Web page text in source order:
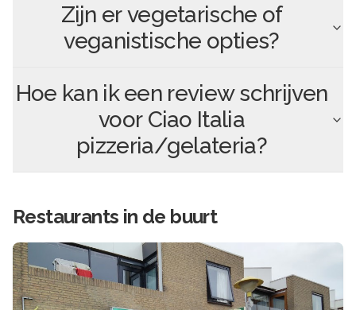
Zijn er vegetarische of
veganistische opties?
Hoe kan ik een review schrijven
voor Ciao Italia
pizzeria/gelateria?
Restaurants in de buurt